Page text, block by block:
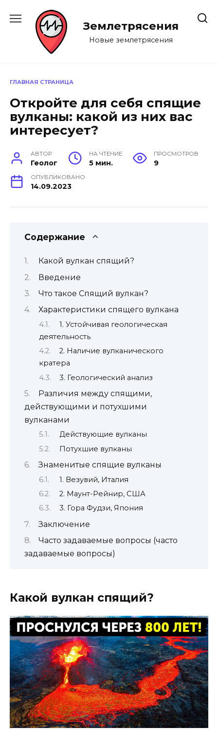
содержанию
Землетрясения
Новые землетрясения
ГЛАВНАЯ СТРАНИЦА
Откройте для себя спящие
вулканы: какой из них вас
интересует?
АВТОР
Геолог
НА ЧТЕНИЕ
5 мин.
ПРОСМОТРОВ
9
ОПУБЛИКОВАНО
14.09.2023
Содержание
Какой вулкан спящий?
Введение
Что такое Спящий вулкан?
Характеристики спящего вулкана
1. Устойчивая геологическая
деятельность
2. Наличие вулканического
кратера
3. Геологический анализ
Различия между спящими,
действующими и потухшими
вулканами
Действующие вулканы
Потухшие вулканы
Знаменитые спящие вулканы
1. Везувий, Италия
2. Маунт-Рейнир, США
3. Гора Фудзи, Япония
Заключение
Часто задаваемые вопросы (часто
задаваемые вопросы)
Какой вулкан спящий?